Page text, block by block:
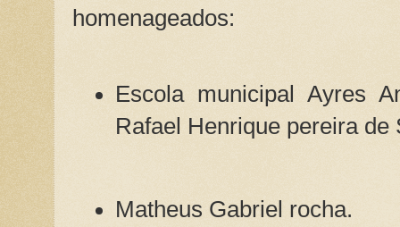
homenageados:
Escola municipal Ayres
Rafael Henrique pereira de
Matheus Gabriel rocha.